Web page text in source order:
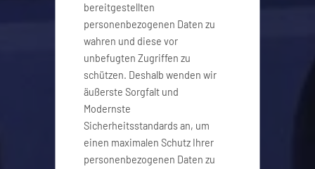
bereitgestellten
personenbezogenen Daten zu
wahren und diese vor
unbefugten Zugriffen zu
schützen. Deshalb wenden wir
äußerste Sorgfalt und
Modernste
Sicherheitsstandards an, um
einen maximalen Schutz Ihrer
personenbezogenen Daten zu